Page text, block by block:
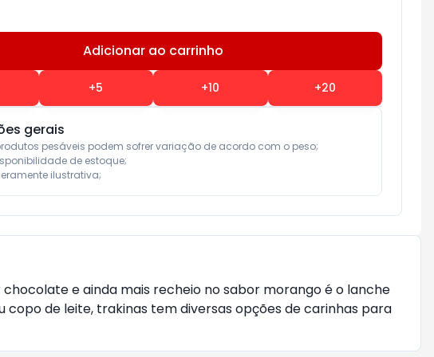
Adicionar ao carrinho
+5 +10 +20
gerais
pesáveis podem sofrer variação de acordo com o peso;
de estoque;
ilustrativa;
e ainda mais recheio no sabor morango é o lanche
de leite, trakinas tem diversas opções de carinhas para